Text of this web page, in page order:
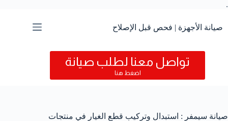
.
المحتوى
صيانة الأجهزة | فحص قبل الإصلاح
تواصل معنا لطلب صيانة
اضغط هنا
صيانة سيمفر : استبدال وتركيب قطع الغيار في منتجات